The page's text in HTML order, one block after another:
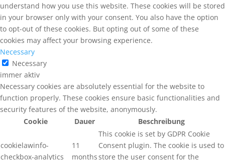
understand how you use this website. These cookies will be stored
in your browser only with your consent. You also have the option
to opt-out of these cookies. But opting out of some of these
cookies may affect your browsing experience.
Necessary
Necessary
immer aktiv
Necessary cookies are absolutely essential for the website to
function properly. These cookies ensure basic functionalities and
security features of the website, anonymously.
Cookie
Dauer Beschreibung
cookielawinfo-
checkbox-analytics
11
months
This cookie is set by GDPR Cookie
Consent plugin. The cookie is used to
store the user consent for the